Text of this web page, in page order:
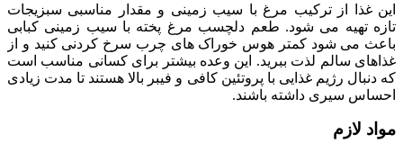
این غذا از ترکیب مرغ با سیب زمینی و مقدار مناسبی سبزیجات
تازه تهیه می شود. طعم دلچسب مرغ پخته با سیب زمینی کبابی
باعث می شود کمتر هوس خوراک های چرب سرخ کردنی کنید و از
غذاهای سالم لذت ببرید. این وعده بیشتر برای کسانی مناسب است
که دنبال رژیم غذایی با پروتئین کافی و فیبر بالا هستند تا مدت زیادی
احساس سیری داشته باشند.
مواد لازم